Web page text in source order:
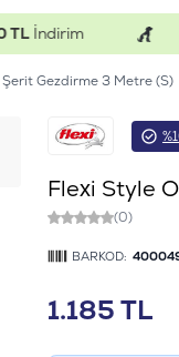
Gezdirme 3 Metre (S)
Flexi Style
(0)
BARKOD:
1.185TL